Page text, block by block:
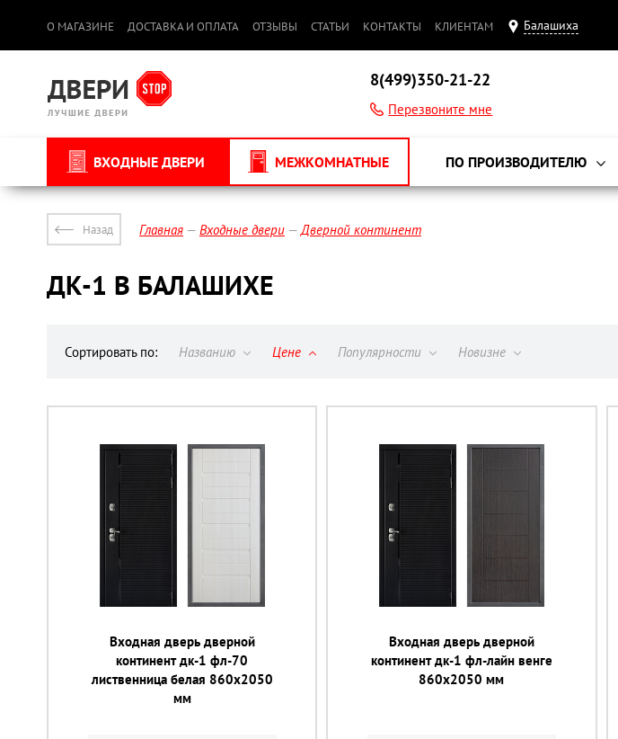
О МАГАЗИНЕ ДОСТАВКА И ОПЛАТА ОТЗЫВЫ СТАТЬИ КОНТАКТЫ КЛИЕНТАМ Балашиха
8(499)350-21-22
Перезвоните мне
ВХОДНЫЕ ДВЕРИ ПО ПРОИЗВОДИТЕЛЮ
МЕЖКОМНАТНЫЕ
Назад Главная Входные двери Дверной континент
ДК-1 В БАЛАШИХЕ
Сортировать по: Названию Цене Популярности Новизне
Входная дверь дверной
континент дк-1 фл-70
лиственница белая 860х2050
мм
Входная дверь дверной
континент дк-1 фл-лайн венге
860х2050 мм